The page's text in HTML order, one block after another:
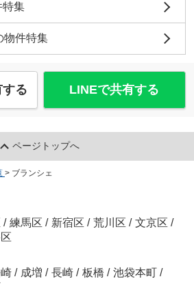
特集
物件特集
する LINEで共有する
ページトップへ
> ブランシェ
/ 練馬区 / 新宿区 / 荒川区 / 文京区 /
/ 成増 / 長崎 / 板橋 / 池袋本町 /